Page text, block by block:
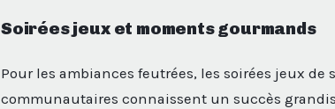
Soirées jeux et moments gourmands
Pour les ambiances feutrées, les soirées jeux
communautaires connaissent un succès